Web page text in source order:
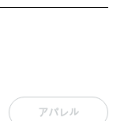
アパレル